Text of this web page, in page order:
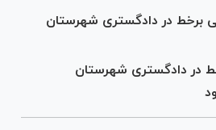
برخط در دادگستری شهرستان
در دادگستری شهرستان